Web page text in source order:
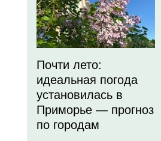
Почти лето:
идеальная погода
установилась в
Приморье — прогноз
по городам